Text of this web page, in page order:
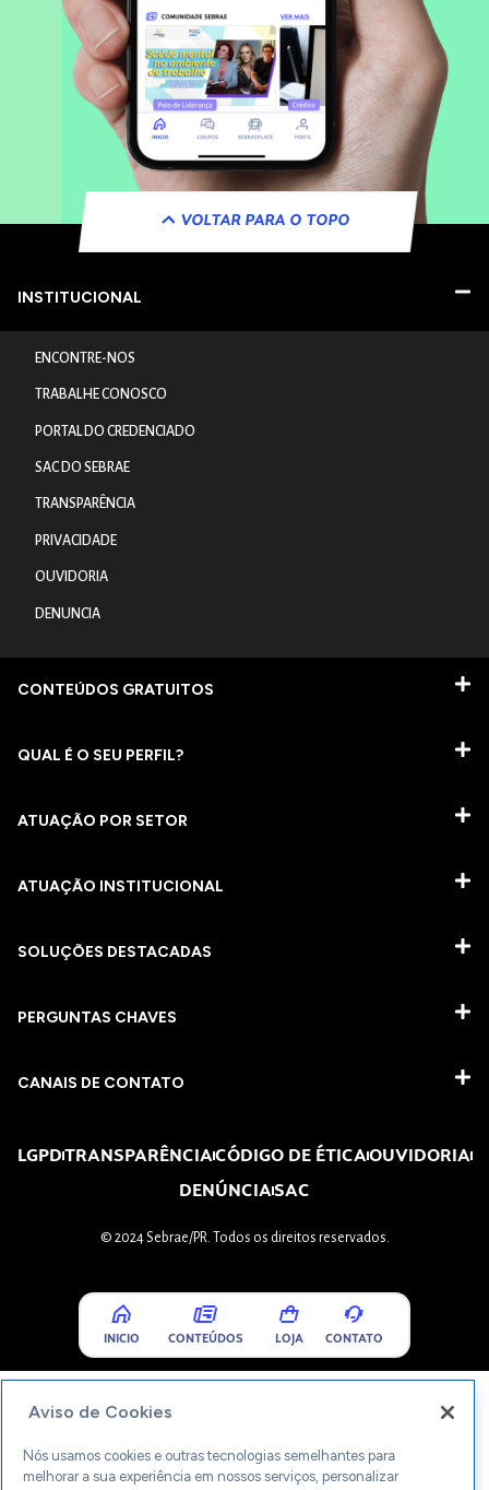
VOLTAR PARA O TOPO
INSTITUCIONAL
ENCONTRE-NOS
TRABALHE CONOSCO
PORTAL DO CREDENCIADO
SAC DO SEBRAE
TRANSPARÊNCIA
PRIVACIDADE
OUVIDORIA
DENUNCIA
CONTEÚDOS GRATUITOS
QUAL É O SEU PERFIL?
ATUAÇÃO POR SETOR
ATUAÇÃO INSTITUCIONAL
SOLUÇÕES DESTACADAS
PERGUNTAS CHAVES​
CANAIS DE CONTATO
LGPDTRANSPARÊNCIACÓDIGO DE ÉTICAOUVIDORIA
DENÚNCIASAC
© 2024 Sebrae/PR. Todos os direitos reservados.
INICIO CONTEÚDOS LOJA CONTATO
Aviso de Cookies
Nós usamos cookies e outras tecnologias semelhantes para
melhorar a sua experiência em nossos serviços, personalizar